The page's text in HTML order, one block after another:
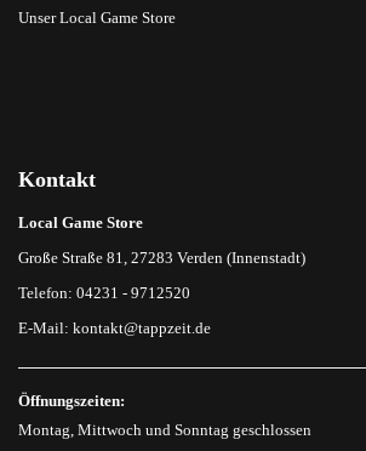
Unser Local Game Store
Kontakt
Local Game Store
Große Straße 81, 27283 Verden (Innenstadt)
Telefon: 04231 - 9712520
E-Mail: kontakt@tappzeit.de
Öffnungszeiten:
Montag, Mittwoch und Sonntag geschlossen